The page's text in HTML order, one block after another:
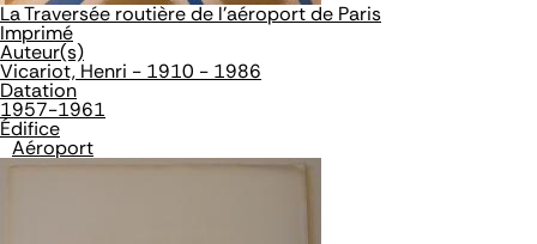
La Traversée routière de l'aéroport de Paris
Imprimé
Auteur(s)
Vicariot, Henri - 1910 - 1986
Datation
1957-1961
Édifice
Aéroport